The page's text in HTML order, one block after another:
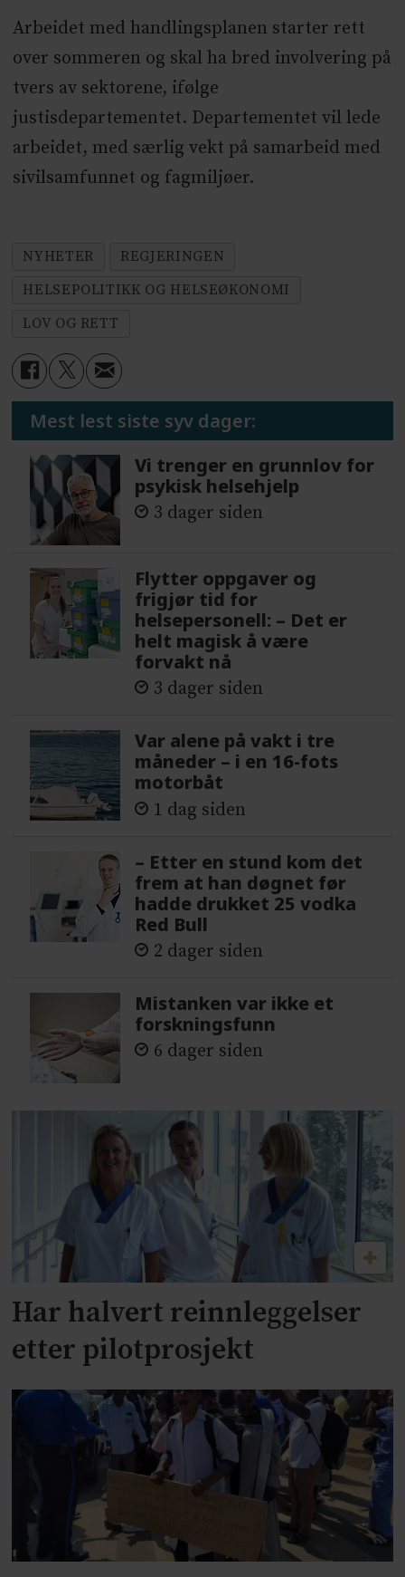
Arbeidet med handlingsplanen starter rett
over sommeren og skal ha bred involvering på
tvers av sektorene, ifølge
justisdepartementet. Departementet vil lede
arbeidet, med særlig vekt på samarbeid med
sivilsamfunnet og fagmiljøer.
NYHETER
REGJERINGEN
HELSEPOLITIKK OG HELSEØKONOMI
LOV OG RETT
Mest lest siste syv dager:
Vi trenger en grunnlov for
psykisk helsehjelp
3 dager siden
Flytter oppgaver og
frigjør tid for
helsepersonell: – Det er
helt magisk å være
forvakt nå
3 dager siden
Var alene på vakt i tre
måneder – i en 16-fots
motorbåt
1 dag siden
– Etter en stund kom det
frem at han døgnet før
hadde drukket 25 vodka
Red Bull
2 dager siden
Mistanken var ikke et
forskningsfunn
6 dager siden
Har halvert reinnleggelser
etter pilotprosjekt